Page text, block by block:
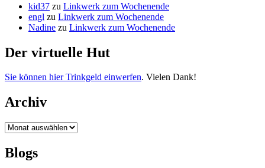
kid37 zu Linkwerk zum Wochenende
engl zu Linkwerk zum Wochenende
Nadine zu Linkwerk zum Wochenende
Der virtuelle Hut
Sie können hier Trinkgeld einwerfen. Vielen Dank!
Archiv
Archiv
Blogs